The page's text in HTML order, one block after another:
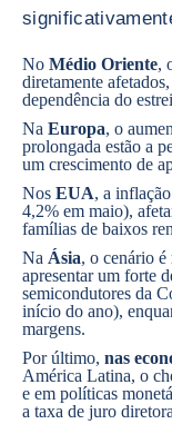
No Médio Oriente,
diretamente
dependência do
Na Europa, o
prolongada estão a
um crescimento de
Nos EUA, a
4,2% em maio),
famílias de baixos
Na Ásia, o cenário é
apresentar um forte
semicondutores da
início do ano),
margens.
Por último, nas
América Latina, o
e em políticas
a taxa de juro